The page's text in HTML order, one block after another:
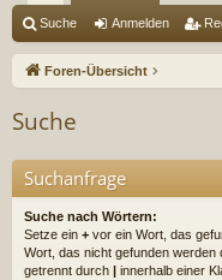
ch
ne
ug
Suche Anmelden
Foren-Übersicht
Suche
Suchanfrage
Suche nach Wörtern:
Setze ein + vor ein Wort, das
Wort, das nicht gefunden
getrennt durch | innerhalb einer